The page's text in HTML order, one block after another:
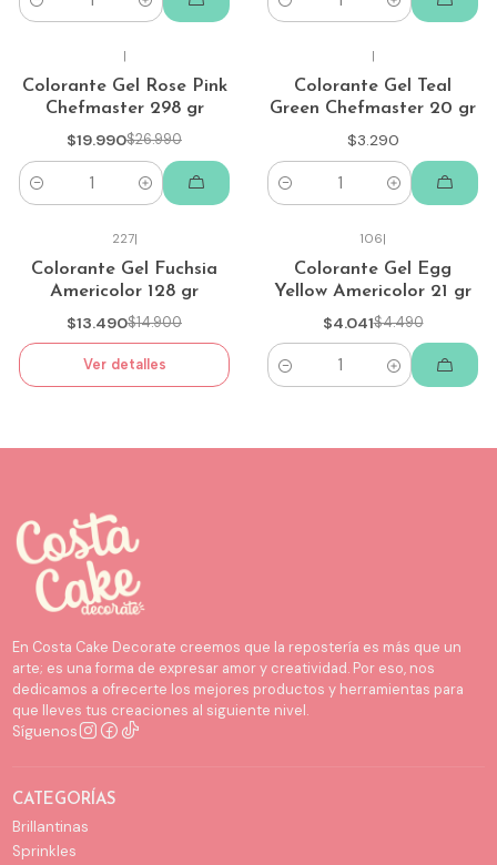
Cantidad Cantidad
-26%
|
Colorante Gel Rose Pink
Chefmaster 298 gr
$19.990$26.990
Cantidad
|
Colorante Gel Teal
Green Chefmaster 20 gr
$3.290
Cantidad
-9%
227|
Colorante Gel Fuchsia
Americolor 128 gr
$13.490$14.900
Ver detalles
-10%
106|
Colorante Gel Egg
Yellow Americolor 21 gr
$4.041$4.490
Cantidad
En Costa Cake Decorate creemos que la repostería es más que un
arte; es una forma de expresar amor y creatividad. Por eso, nos
dedicamos a ofrecerte los mejores productos y herramientas para
que lleves tus creaciones al siguiente nivel.
Síguenos
CATEGORÍAS
Brillantinas
Sprinkles